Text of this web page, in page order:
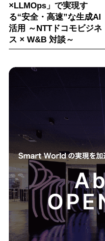
×LLMOps」で実現す
る“安全・高速”な生成AI
活用 ～NTTドコモビジネ
ス × W&B 対談～